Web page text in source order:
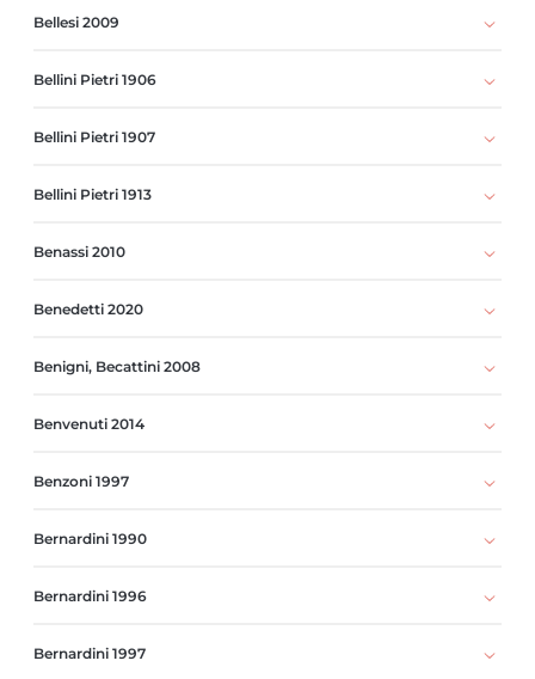
Bellesi 2009
Bellini Pietri 1906
Bellini Pietri 1907
Bellini Pietri 1913
Benassi 2010
Benedetti 2020
Benigni, Becattini 2008
Benvenuti 2014
Benzoni 1997
Bernardini 1990
Bernardini 1996
Bernardini 1997